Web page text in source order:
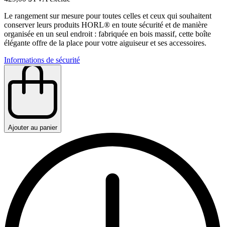
Le rangement sur mesure pour toutes celles et ceux qui souhaitent
conserver leurs produits HORL® en toute sécurité et de manière
organisée en un seul endroit : fabriquée en bois massif, cette boîte
élégante offre de la place pour votre aiguiseur et ses accessoires.
Informations de sécurité
Ajouter au panier